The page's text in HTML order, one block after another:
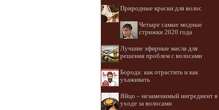
Природные краски для волос
Четыре самые модные
стрижки 2020 года
Лучшие эфирные масла для
решения проблем с волосами
Борода: как отрастить и как
ухаживать
Яйцо – незаменимый ингредиент в
уходе за волосами